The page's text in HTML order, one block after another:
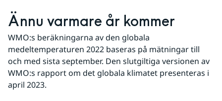
Ännu varmare år kommer
WMO:s beräkningarna av den globala
medeltemperaturen 2022 baseras på mätningar till
och med sista september. Den slutgiltiga versionen av
WMO:s rapport om det globala klimatet presenteras i
april 2023.